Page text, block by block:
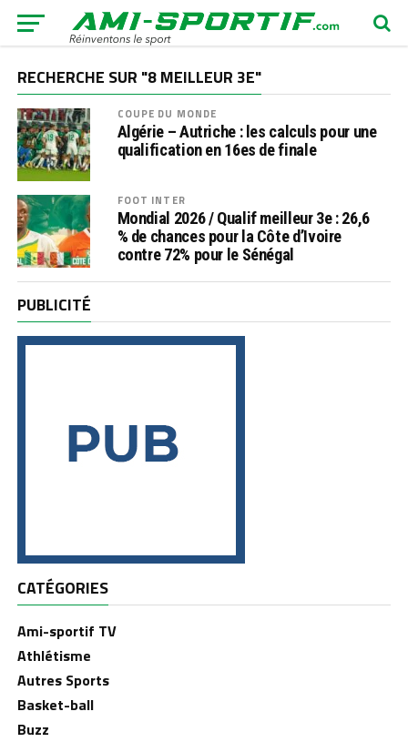
RECHERCHE SUR "8 MEILLEUR 3E"
COUPE DU MONDE
Algérie – Autriche : les calculs pour une
qualification en 16es de finale
FOOT INTER
Mondial 2026 / Qualif meilleur 3e : 26,6
% de chances pour la Côte d’Ivoire
contre 72% pour le Sénégal
PUBLICITÉ
CATÉGORIES
Ami-sportif TV
Athlétisme
Autres Sports
Basket-ball
Buzz